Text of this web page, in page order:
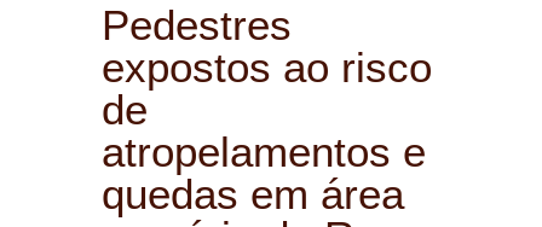
Pedestres
expostos ao risco
de
atropelamentos e
quedas em área